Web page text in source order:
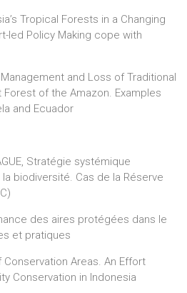
Tropical Forests in a Changing
led Policy Making cope with
Management and Loss of Traditional
of the Amazon. Examples
and Ecuador
Stratégie systémique
biodiversité. Cas de la Réserve
des aires protégées dans le
et pratiques
Conservation Areas. An Effort
Conservation in Indonesia